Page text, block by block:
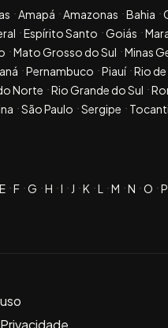
Amapá Amazonas Bahia
Espírito Santo Goiás
Mato Grosso do Sul Minas
Pernambuco Piauí Rio
Norte
Rio Grande do Sul
São Paulo Sergipe
E F G H I J K L M N O P